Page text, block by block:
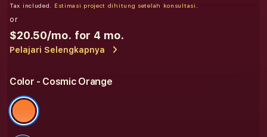
Tax included. Estimasi project dihitung setelah konsultasi.
or
$20.50/mo. for 4 mo.
Pelajari Selengkapnya
Color - Cosmic Orange